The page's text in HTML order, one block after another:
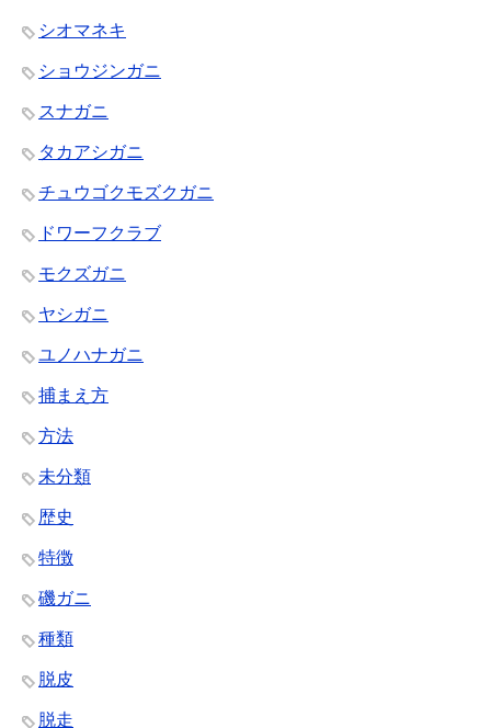
シオマネキ
ショウジンガニ
スナガニ
タカアシガニ
チュウゴクモズクガニ
ドワーフクラブ
モクズガニ
ヤシガニ
ユノハナガニ
捕まえ方
方法
未分類
歴史
特徴
磯ガニ
種類
脱皮
脱走